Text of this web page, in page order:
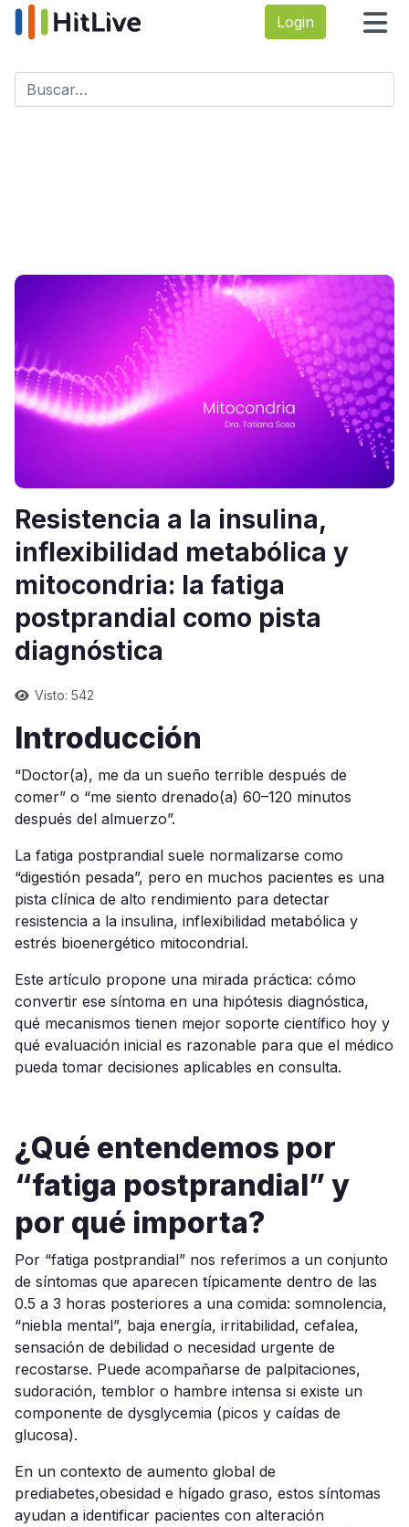
Login
Buscar
Resistencia a la insulina,
inflexibilidad metabólica y
mitocondria: la fatiga
postprandial como pista
diagnóstica
Visto: 542
Introducción
“Doctor(a), me da un sueño terrible después de
comer” o “me siento drenado(a) 60–120 minutos
después del almuerzo”.
La fatiga postprandial suele normalizarse como
“digestión pesada”, pero en muchos pacientes es una
pista clínica de alto rendimiento para detectar
resistencia a la insulina, inflexibilidad metabólica y
estrés bioenergético mitocondrial.
Este artículo propone una mirada práctica: cómo
convertir ese síntoma en una hipótesis diagnóstica,
qué mecanismos tienen mejor soporte científico hoy y
qué evaluación inicial es razonable para que el médico
pueda tomar decisiones aplicables en consulta.
¿Qué entendemos por
“fatiga postprandial” y
por qué importa?
Por “fatiga postprandial” nos referimos a un conjunto
de síntomas que aparecen típicamente dentro de las
0.5 a 3 horas posteriores a una comida: somnolencia,
“niebla mental”, baja energía, irritabilidad, cefalea,
sensación de debilidad o necesidad urgente de
recostarse. Puede acompañarse de palpitaciones,
sudoración, temblor o hambre intensa si existe un
componente de dysglycemia (picos y caídas de
glucosa).
En un contexto de aumento global de
prediabetes,obesidad e hígado graso, estos síntomas
ayudan a identificar pacientes con alteración